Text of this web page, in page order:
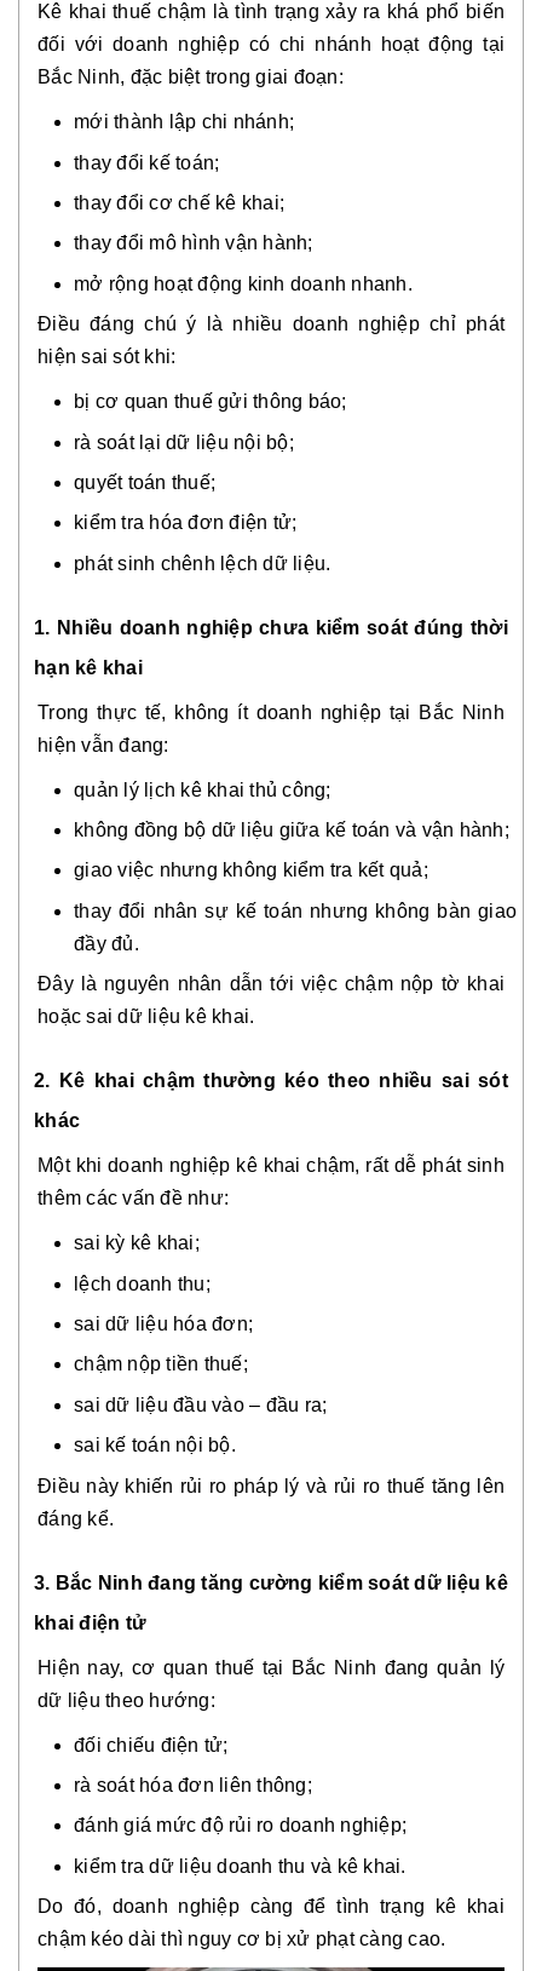
Kê khai thuế chậm là tình trạng xảy ra khá phổ biến
đối với doanh nghiệp có chi nhánh hoạt động tại
Bắc Ninh, đặc biệt trong giai đoạn:
mới thành lập chi nhánh;
thay đổi kế toán;
thay đổi cơ chế kê khai;
thay đổi mô hình vận hành;
mở rộng hoạt động kinh doanh nhanh.
Điều đáng chú ý là nhiều doanh nghiệp chỉ phát
hiện sai sót khi:
bị cơ quan thuế gửi thông báo;
rà soát lại dữ liệu nội bộ;
quyết toán thuế;
kiểm tra hóa đơn điện tử;
phát sinh chênh lệch dữ liệu.
1. Nhiều doanh nghiệp chưa kiểm soát đúng thời
hạn kê khai
Trong thực tế, không ít doanh nghiệp tại Bắc Ninh
hiện vẫn đang:
quản lý lịch kê khai thủ công;
không đồng bộ dữ liệu giữa kế toán và vận hành;
giao việc nhưng không kiểm tra kết quả;
thay đổi nhân sự kế toán nhưng không bàn giao
đầy đủ.
Đây là nguyên nhân dẫn tới việc chậm nộp tờ khai
hoặc sai dữ liệu kê khai.
2. Kê khai chậm thường kéo theo nhiều sai sót
khác
Một khi doanh nghiệp kê khai chậm, rất dễ phát sinh
thêm các vấn đề như:
sai kỳ kê khai;
lệch doanh thu;
sai dữ liệu hóa đơn;
chậm nộp tiền thuế;
sai dữ liệu đầu vào – đầu ra;
sai kế toán nội bộ.
Điều này khiến rủi ro pháp lý và rủi ro thuế tăng lên
đáng kể.
3. Bắc Ninh đang tăng cường kiểm soát dữ liệu kê
khai điện tử
Hiện nay, cơ quan thuế tại Bắc Ninh đang quản lý
dữ liệu theo hướng:
đối chiếu điện tử;
rà soát hóa đơn liên thông;
đánh giá mức độ rủi ro doanh nghiệp;
kiểm tra dữ liệu doanh thu và kê khai.
Do đó, doanh nghiệp càng để tình trạng kê khai
chậm kéo dài thì nguy cơ bị xử phạt càng cao.